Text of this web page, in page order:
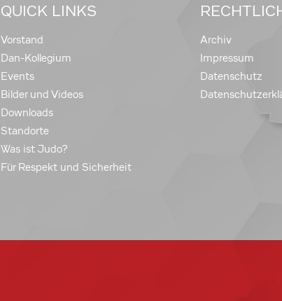
QUICK LINKS
Vorstand
Dan-Kollegium
Events
Bilder und Videos
Downloads
Standorte
Was ist Judo?
Für Respekt und Sicherheit
Archiv
Impressum
Datenschutz